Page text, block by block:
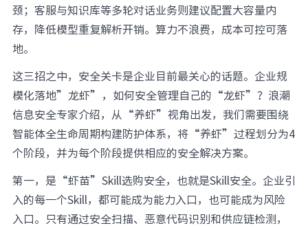
颈；客服与知识库等多轮对话业务则建议配置大容量内
存，降低模型重复解析开销。算力不浪费，成本可控可落
地。
这三招之中，安全关卡是企业目前最关心的话题。企业规
模化落地”龙虾”，如何安全管理自己的“龙虾”？浪潮
信息安全专家介绍，从“养虾”视角出发，我们需要围绕
智能体全生命周期构建防护体系，将“养虾”过程划分为4
个阶段，并为每个阶段提供相应的安全解决方案。
第一，是“虾苗”Skill选购安全，也就是Skill安全。企业引
入的每一个Skill，都可能成为能力入口，也可能成为风险
入口。只有通过安全扫描、恶意代码识别和供应链检测，